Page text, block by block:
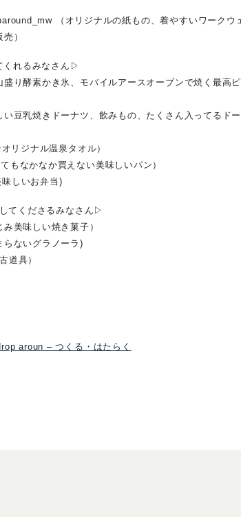
（オリジナルの紙もの、着やすいワークウ
）
くれるみなさん▷
り酵素かき氷、モバイルアースオーブンで焼く最高
豆乳焼きドーナツ、飲みもの、たくさん入ってるド
リジナル温泉タオル）
もなかなか買えない美味しいパン）
しいお弁当)
てくださるみなさん▷
美味しい焼き菓子）
らないグラノーラ)
道具）
aroun – つくる・はたらく